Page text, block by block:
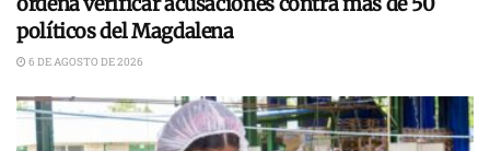
políticos del Magdalena
6 DE AGOSTO DE 2026